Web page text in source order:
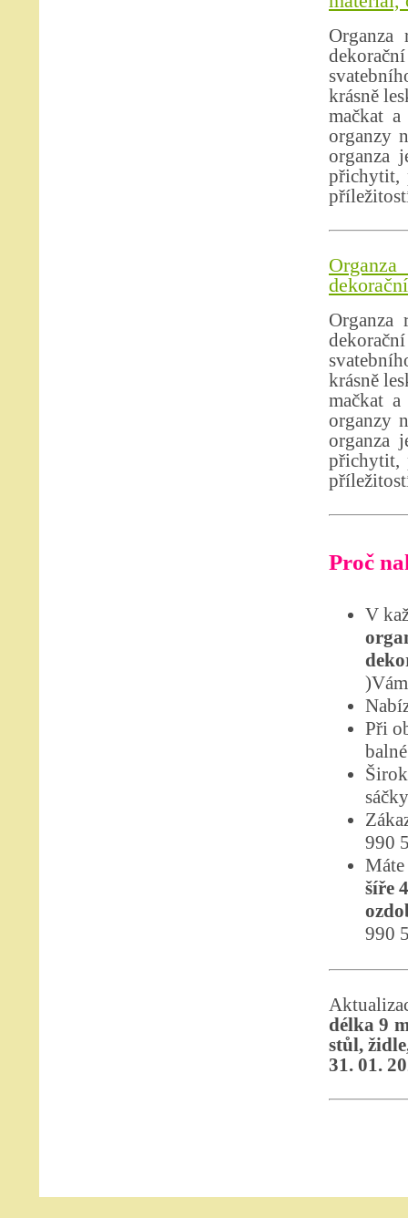
krásně
mačkat
organzy
organza
přichytit,
krásně
mačkat
organzy
organza
přichytit,
Proč
V
Při
990
šíře
990
délka 9
stůl,
31. 01.